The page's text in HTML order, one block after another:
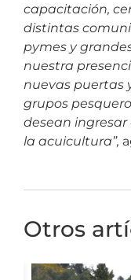
capacitación,
distintas
pymes y
nuestra
nuevas puertas
grupos
desean ingresar
la acuicultura”,
Otros